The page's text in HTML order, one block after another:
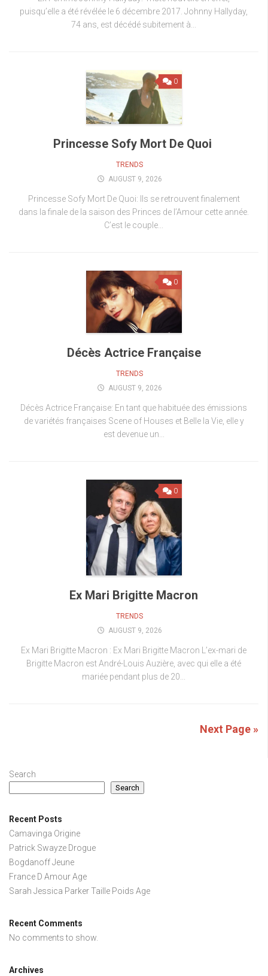
puisqu’elle a été révélée le 6 décembre 2017. Johnny Hallyday,
74 ans, est décédé subitement à...
0
Princesse Sofy Mort De Quoi
TRENDS
AUGUST 9, 2026
Princesse Sofy Mort De Quoi: Ils se retrouvent finalement
dans la finale de la saison des Princes de l’Amour cette année.
C’est le couple...
0
Décès Actrice Française
TRENDS
AUGUST 9, 2026
Décès Actrice Française: En tant que habituée des émissions
de variétés françaises Scene of Houses et Belle la Vie, elle y
est devenue un...
0
Ex Mari Brigitte Macron
TRENDS
AUGUST 9, 2026
Ex Mari Brigitte Macron : Ex Mari Brigitte Macron L’ex-mari de
Brigitte Macron est André-Louis Auzière, avec qui elle a été
mariée pendant plus de 20...
Next Page »
Search
Search
Recent Posts
Camavinga Origine
Patrick Swayze Drogue
Bogdanoff Jeune
France D Amour Age
Sarah Jessica Parker Taille Poids Age
Recent Comments
No comments to show.
Archives